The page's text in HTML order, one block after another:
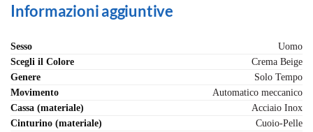
Informazioni aggiuntive
Sesso
Uomo
Scegli il Colore
Crema Beige
Genere
Solo Tempo
Movimento
Automatico meccanico
Cassa (materiale)
Acciaio Inox
Cinturino (materiale)
Cuoio-Pelle